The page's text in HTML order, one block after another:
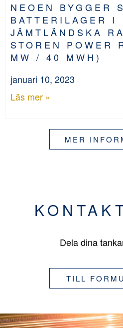
NEOEN BYGGER
BATTERILAGER I
JÄMTLÄNDSKA
STOREN POWER
MW / 40 MWH)
januari 10, 2023
Läs mer »
MER
Dela dina
TILL